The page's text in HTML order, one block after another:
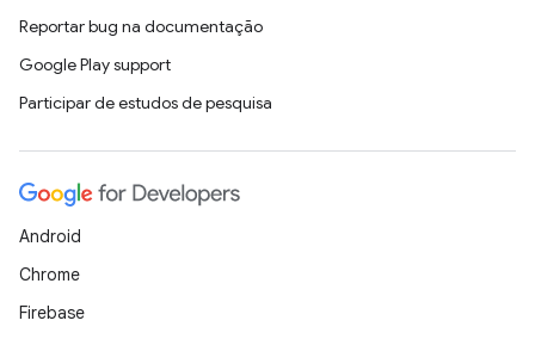
Reportar bug na documentação
Google Play support
Participar de estudos de pesquisa
Android
Chrome
Firebase